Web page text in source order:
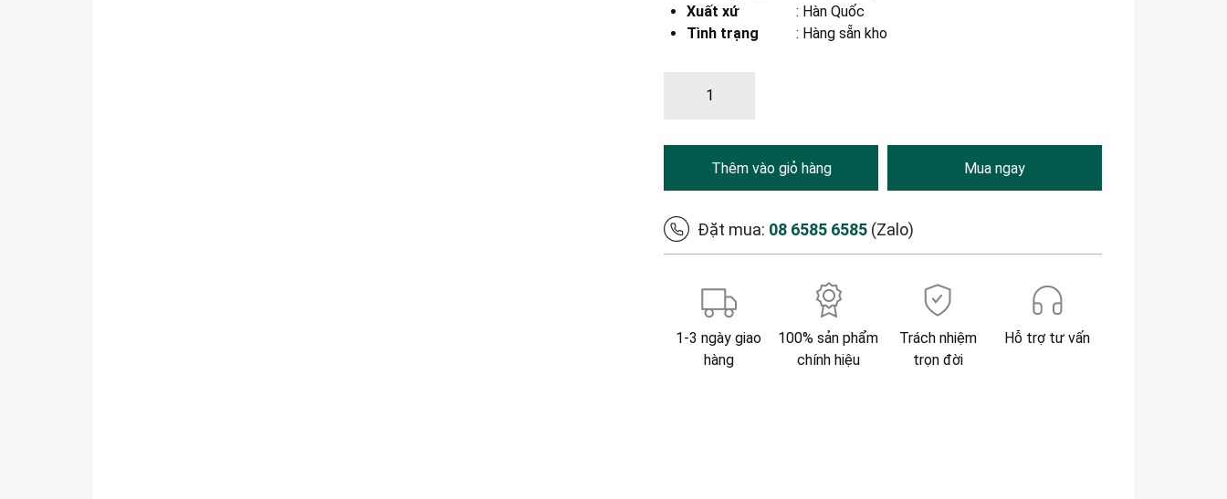
Xuất xứ
: Hàn Quốc
Tình trạng
: Hàng sẵn kho
Thêm vào giỏ hàng Mua ngay
Đặt mua: 08 6585 6585 (Zalo)
1-3 ngày giao
hàng
100% sản phẩm
chính hiệu
Trách nhiệm
trọn đời
Hỗ trợ tư vấn